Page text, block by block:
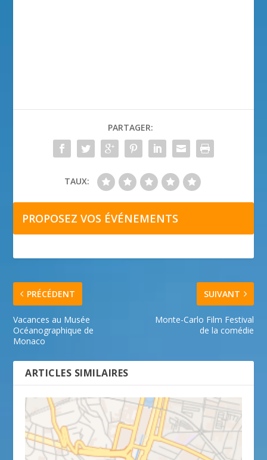
PARTAGER:
TAUX:
PROPOSEZ VOS ÉVÉNEMENTS
PRÉCÉDENT
Vacances au Musée
Océanographique de
Monaco
SUIVANT
Monte-Carlo Film Festival
de la comédie
ARTICLES SIMILAIRES